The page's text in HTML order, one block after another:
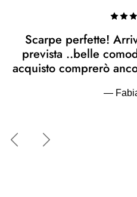
Scarpe perfette!
prevista ..belle
acquisto comprerò
—
IndietroAvanti